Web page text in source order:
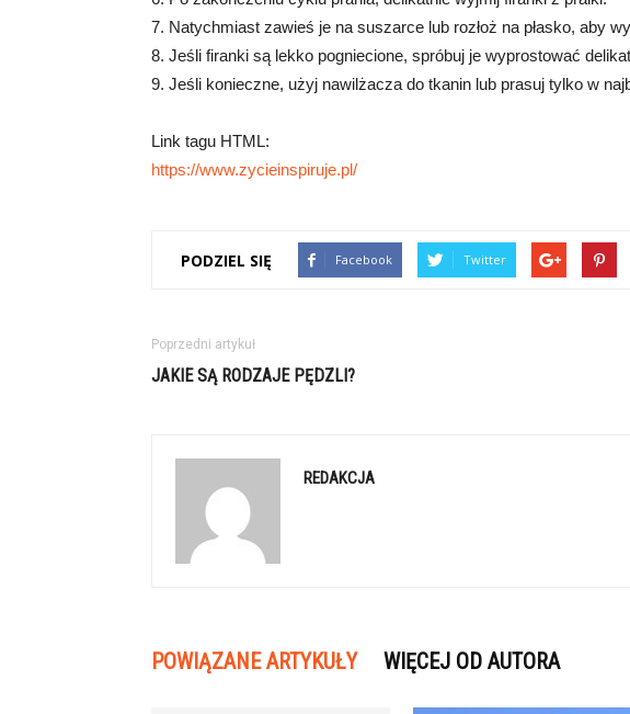
7. Natychmiast zawieś je na suszarce lub rozłoż na płasko, aby
8. Jeśli firanki są lekko pogniecione, spróbuj je wyprostować
9. Jeśli konieczne, użyj nawilżacza do tkanin lub prasuj tylko w
Link tagu HTML:
https://www.zycieinspiruje.pl/
PODZIEL SIĘ Facebook Twitter
Poprzedni artykuł
JAKIE SĄ RODZAJE PĘDZLI?
REDAKCJA
POWIĄZANE ARTYKUŁY WIĘCEJ OD AUTORA